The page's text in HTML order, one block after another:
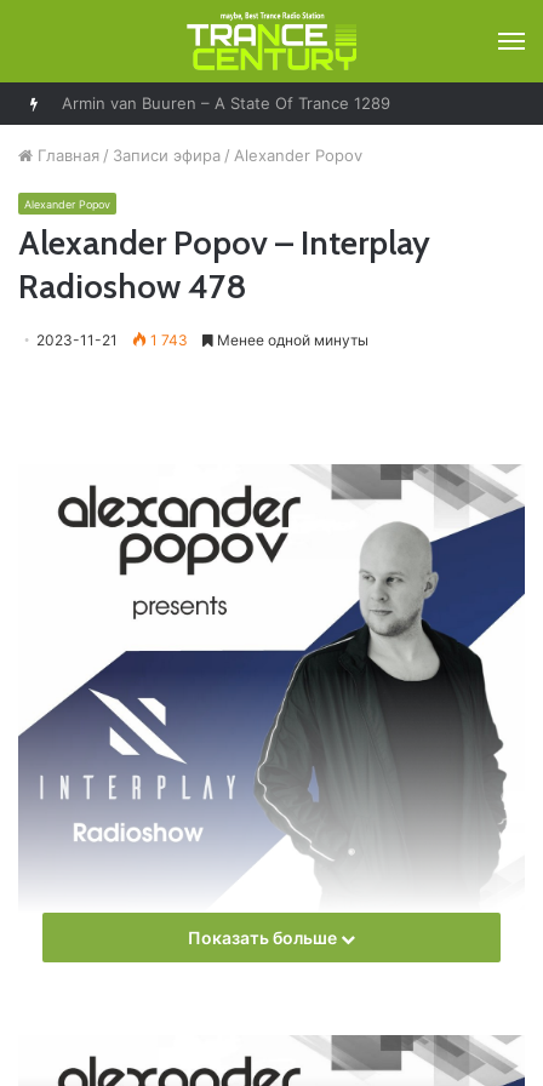
Armin van Buuren – A State Of Trance 1289
Главная / Записи эфира / Alexander Popov
Alexander Popov
Alexander Popov – Interplay
Radioshow 478
2023-11-21 1 743 Менее одной минуты
Показать больше